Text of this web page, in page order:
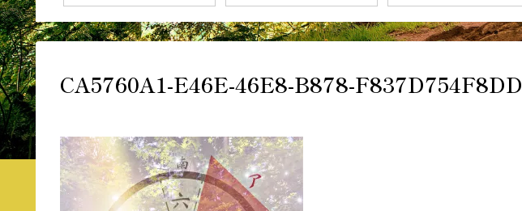
CA5760A1-E46E-46E8-B878-F837D754F8DD